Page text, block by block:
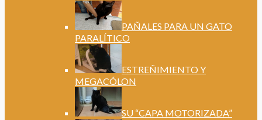
PAÑALES PARA UN GATO
PARALÍTICO
ESTREÑIMIENTO Y
MEGACÓLON
SU “CAPA MOTORIZADA”